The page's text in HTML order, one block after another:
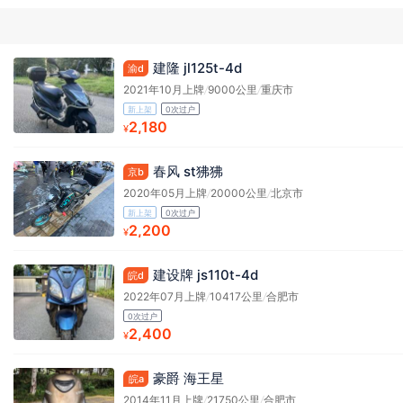
渝d 建隆 jl125t-4d
2021年10月上牌/9000公里/重庆市
新上架 0次过户
¥2,180
京b 春风 st狒狒
2020年05月上牌/20000公里/北京市
新上架 0次过户
¥2,200
皖d 建设牌 js110t-4d
2022年07月上牌/10417公里/合肥市
0次过户
¥2,400
皖a 豪爵 海王星
2014年11月上牌/21750公里 /合肥市